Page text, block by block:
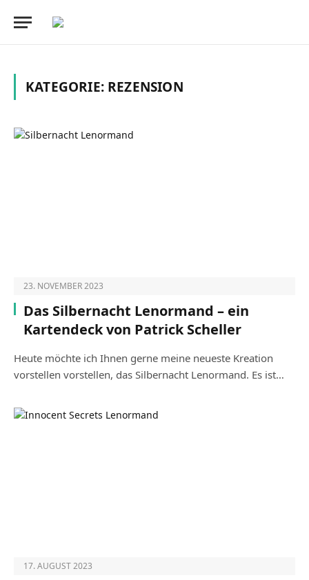
KATEGORIE: REZENSION
23. NOVEMBER 2023
Das Silbernacht Lenormand – ein
Kartendeck von Patrick Scheller
Heute möchte ich Ihnen gerne meine neueste Kreation
vorstellen vorstellen, das Silbernacht Lenormand. Es ist…
17. AUGUST 2023